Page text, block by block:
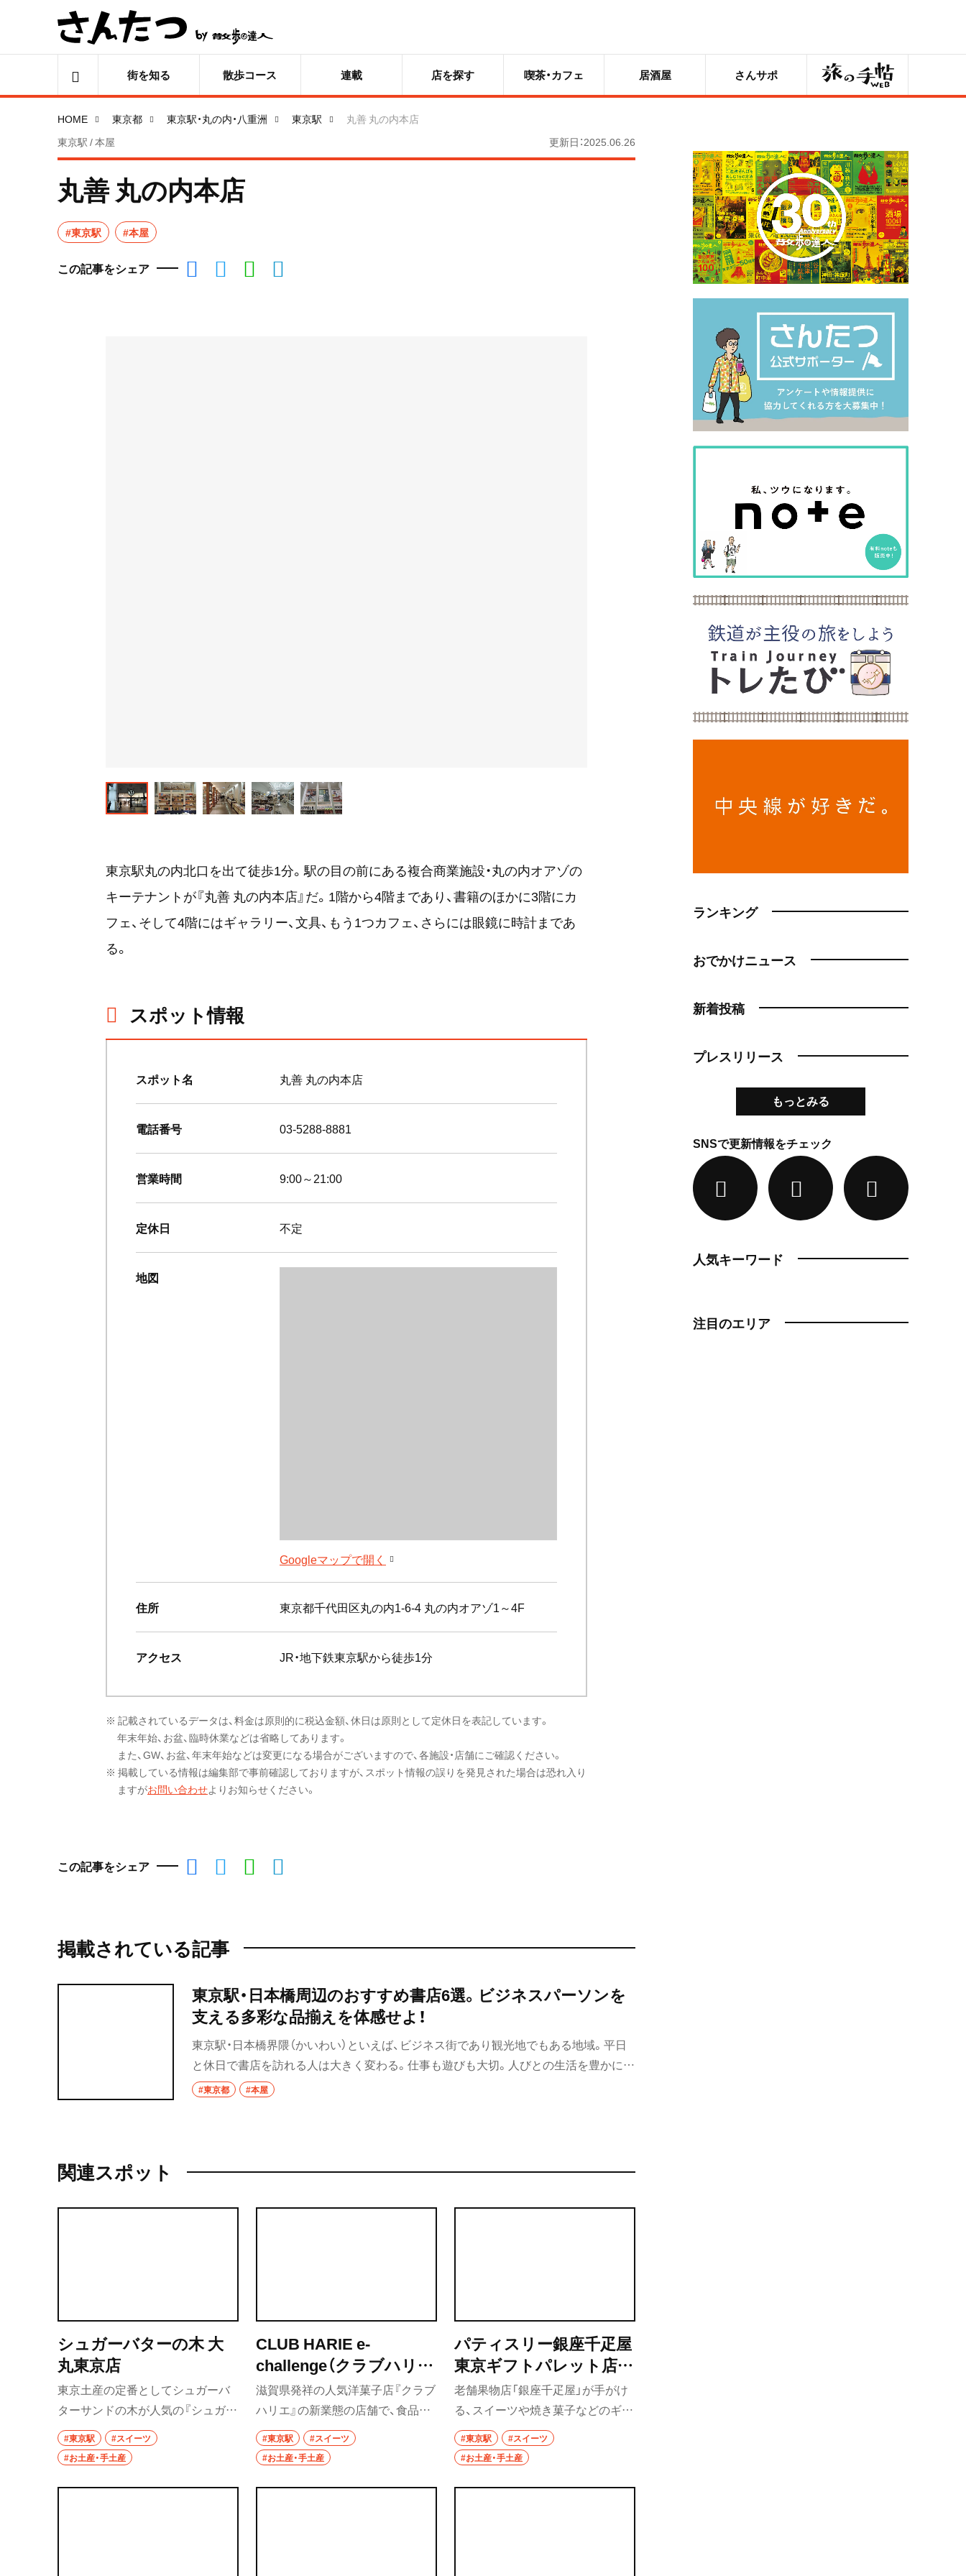
街を知る 散歩コース 連載 店を探す 喫茶・カフェ 居酒屋 さんサポ 旅の手帖
HOME 東京都 東京駅・丸の内・八重洲 東京駅
丸善 丸の内本店
東京駅 / 本屋
更新日：2025.06.26
丸善 丸の内本店
#東京駅 #本屋
この記事をシェア
東京駅丸の内北口を出て徒歩1分。駅の目の前にある複合商業施設・丸の内オアゾの
キーテナントが『丸善 丸の内本店』だ。1階から4階まであり、書籍のほかに3階にカ
フェ、そして4階にはギャラリー、文具、もう1つカフェ、さらには眼鏡に時計まであ
る。
スポット情報
スポット名 丸善 丸の内本店
電話番号 03-5288-8881
営業時間 9:00～21:00
定休日 不定
地図
Googleマップで開く
住所 東京都千代田区丸の内1-6-4 丸の内オアゾ1～4F
アクセス JR・地下鉄東京駅から徒歩1分
※ 記載されているデータは、料金は原則的に税込金額、休日は原則として定休日を表記しています。
年末年始、お盆、臨時休業などは省略してあります。
また、GW、お盆、年末年始などは変更になる場合がございますので、各施設・店舗にご確認ください。
※ 掲載している情報は編集部で事前確認しておりますが、スポット情報の誤りを発見された場合は恐れ入り
ますがお問い合わせよりお知らせください。
この記事をシェア
掲載されている記事
東京駅・日本橋周辺のおすすめ書店6選。ビジネスパーソンを
支える多彩な品揃えを体感せよ！
東京駅・日本橋界隈（かいわい）といえば、ビジネス街であり観光地でもある地域。平日
と休日で書店を訪れる人は大きく変わる。仕事も遊びも大切。人びとの生活を豊かにす
る品揃えを体験しよう。
#東京都 #本屋
関連スポット
シュガーバターの木 大
丸東京店
東京土産の定番としてシュガーバ
ターサンドの木が人気の『シュガー
バターの木』。大丸東京店では、生
仕立てのパティスリーシュガーバ
ターの木 生バターサンドを10時～
と17時～の1日2回の時間限定販売
#東京駅
#スイーツ
#お土産・手土産
CLUB HARIE e-
challenge（クラブハリエ
イーチャレンジ）
滋賀県発祥の人気洋菓子店『クラブ
ハリエ』の新業態の店舗で、食品ロ
スや脱プラスチック化に配慮した
点が特徴だ。ミニサイズのバーム
クーヘンや、通年販売しているのは
首都圏ではこの店だけというバー
#東京駅
#スイーツ
#お土産・手土産
パティスリー銀座千疋屋
東京ギフトパレット店
（パティスリーぎんざせ
んびきや とうきょうギ
フトパレットてん）
老舗果物店「銀座千疋屋」が手がけ
る、スイーツや焼き菓子などのギフ
トに特化したブランドの東京駅
店。銀座フルーツサンド、フルーツ
オムレットの2品が東京駅限定で人
気だ。
#東京駅
#スイーツ
#お土産・手土産
ランキング
おでかけニュース
新着投稿
プレスリリース
もっとみる
SNSで更新情報をチェック
人気キーワード
注目のエリア